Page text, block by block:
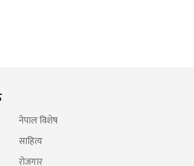
नेपाल विशेष
साहित्य
रोजगार